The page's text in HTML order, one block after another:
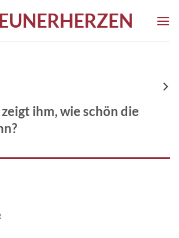
ihm, wie schön die